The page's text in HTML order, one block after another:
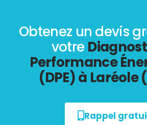
Obtenez un devis
votre
Performance
(DPE) à Laréole
Rappel